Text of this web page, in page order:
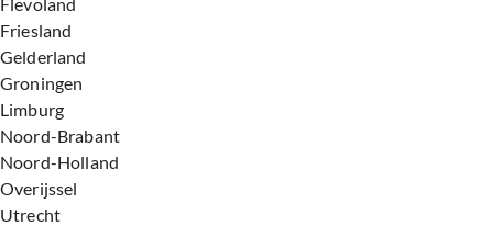
Friesland
Gelderland
Groningen
Limburg
Noord-Brabant
Noord-Holland
Overijssel
Utrecht